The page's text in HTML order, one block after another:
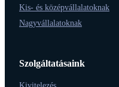
Kis- és középvállalatoknak
Nagyvállalatoknak
Szolgáltatásaink